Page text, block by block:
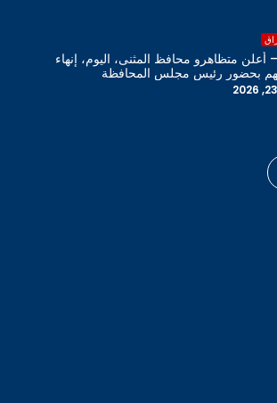
أعلن متظاهرو محافظ المثنى، اليوم، إنهاء
بحضور رئيس مجلس المحافظة